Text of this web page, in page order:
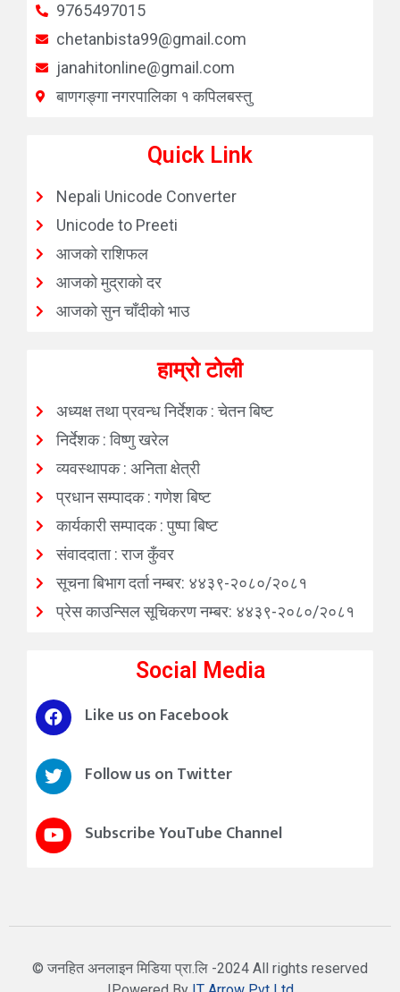
9765497015
chetanbista99@gmail.com
janahitonline@gmail.com
बाणगङ्गा नगरपालिका १ कपिलबस्तु
Quick Link
Nepali Unicode Converter
Unicode to Preeti
आजको राशिफल
आजको मुद्राको दर
आजको सुन चाँदीको भाउ
हाम्रो टोली
अध्यक्ष तथा प्रवन्ध निर्देशक : चेतन बिष्ट
निर्देशक : विष्णु खरेल
व्यवस्थापक : अनिता क्षेत्री
प्रधान सम्पादक : गणेश बिष्ट
कार्यकारी सम्पादक : पुष्पा बिष्ट
संवाददाता : राज कुँवर
सूचना बिभाग दर्ता नम्बर: ४४३९-२०८०/२०८१
प्रेस काउन्सिल सूचिकरण नम्बर: ४४३९-२०८०/२०८१
Social Media
Like us on Facebook
Follow us on Twitter
Subscribe YouTube Channel
© जनहित अनलाइन मिडिया प्रा.लि -2024 All rights reserved